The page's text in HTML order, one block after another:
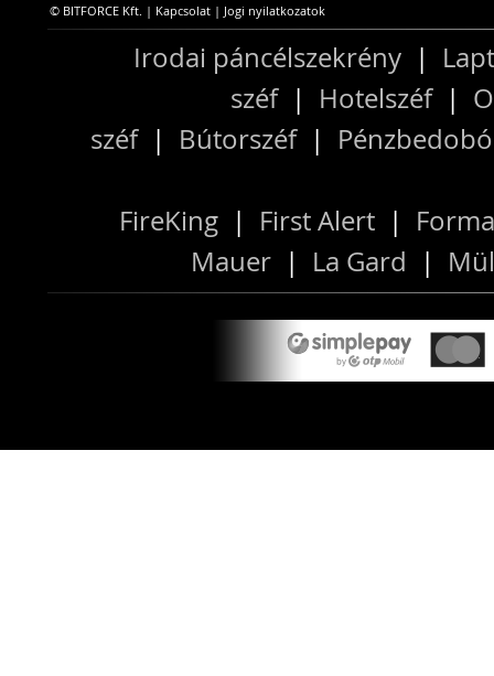
© BITFORCE Kft. | Kapcsolat | Jogi nyilatkozatok
Irodai páncélszekrény |
széf| Hotelszéf|
széf| Bútorszéf|
FireKing | First Alert |
Mauer | La Gard |